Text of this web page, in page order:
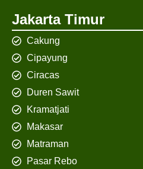
Jakarta Timur
Cakung
Cipayung
Ciracas
Duren Sawit
Kramatjati
Makasar
Matraman
Pasar Rebo